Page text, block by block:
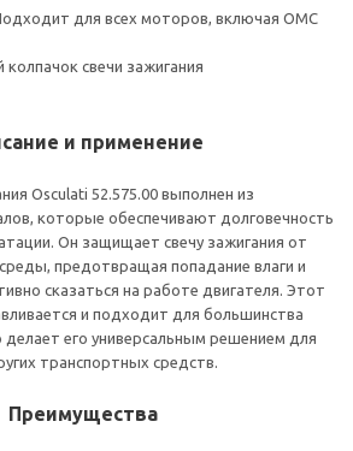
для всех моторов, включая OMC
колпачок свечи зажигания
и применение
Osculati 52.575.00 выполнен из
которые обеспечивают долговечность
Он защищает свечу зажигания от
предотвращая попадание влаги и
сказаться на работе двигателя. Этот
и подходит для большинства
его универсальным решением для
транспортных средств.
Преимущества